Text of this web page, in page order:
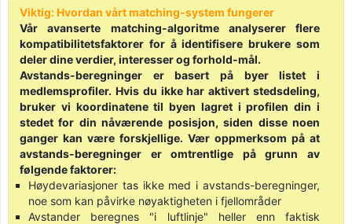
Viktig: Hvordan vårt matching-system fungerer
Vår avanserte matching-algoritme analyserer flere
kompatibilitetsfaktorer for å identifisere brukere som
deler dine verdier, interesser og forhold-mål.
Avstands-beregninger er basert på byer listet i
medlemsprofiler. Hvis du ikke har aktivert stedsdeling,
bruker vi koordinatene til byen lagret i profilen din i
stedet for din nåværende posisjon, siden disse noen
ganger kan være forskjellige. Vær oppmerksom på at
avstands-beregninger er omtrentlige på grunn av
følgende faktorer:
Høydevariasjoner tas ikke med i avstands-beregninger,
noe som kan påvirke nøyaktigheten i fjellområder
Avstander beregnes "i luftlinje" heller enn faktisk